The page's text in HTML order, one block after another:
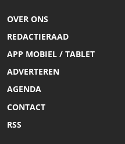
OVER ONS
REDACTIERAAD
APP MOBIEL / TABLET
ADVERTEREN
AGENDA
CONTACT
RSS